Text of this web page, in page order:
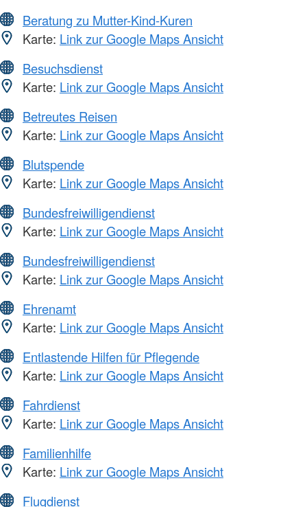
Beratung zu Mutter-Kind-Kuren
Karte: Link zur Google Maps Ansicht
Besuchsdienst
Karte: Link zur Google Maps Ansicht
Betreutes Reisen
Karte: Link zur Google Maps Ansicht
Blutspende
Karte: Link zur Google Maps Ansicht
Bundesfreiwilligendienst
Karte: Link zur Google Maps Ansicht
Bundesfreiwilligendienst
Karte: Link zur Google Maps Ansicht
Ehrenamt
Karte: Link zur Google Maps Ansicht
Entlastende Hilfen für Pflegende
Karte: Link zur Google Maps Ansicht
Fahrdienst
Karte: Link zur Google Maps Ansicht
Familienhilfe
Karte: Link zur Google Maps Ansicht
Flugdienst